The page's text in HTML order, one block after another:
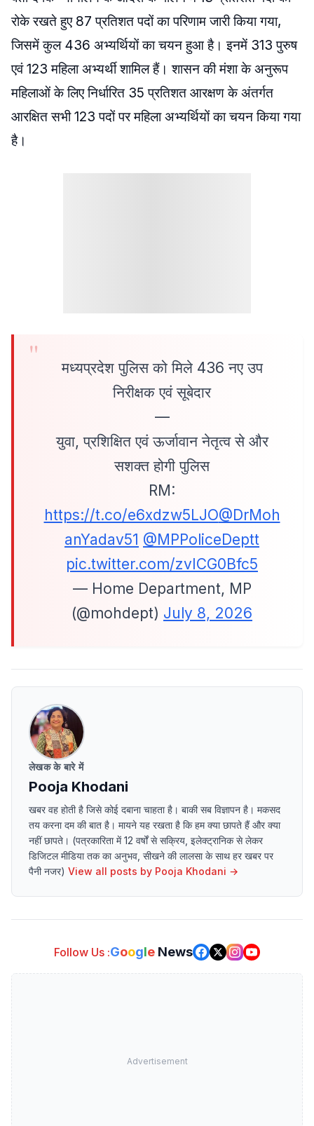
रोके रखते हुए 87 प्रतिशत पदों का परिणाम जारी किया गया,
जिसमें कुल 436 अभ्यर्थियों का चयन हुआ है। इनमें 313 पुरुष
एवं 123 महिला अभ्यर्थी शामिल हैं। शासन की मंशा के अनुरूप
महिलाओं के लिए निर्धारित 35 प्रतिशत आरक्षण के अंतर्गत
आरक्षित सभी 123 पदों पर महिला अभ्यर्थियों का चयन किया गया
है।
मध्यप्रदेश पुलिस को मिले 436 नए उप
निरीक्षक एवं सूबेदार
—
युवा, प्रशिक्षित एवं ऊर्जावान नेतृत्व से और
सशक्त होगी पुलिस
RM:
https://t.co/e6xdzw5LJO@DrMoh
anYadav51 @MPPoliceDeptt
pic.twitter.com/zvICG0Bfc5
— Home Department, MP
(@mohdept) July 8, 2026
लेखक के बारे में
Pooja Khodani
खबर वह होती है जिसे कोई दबाना चाहता है। बाकी सब विज्ञापन है। मकसद
तय करना दम की बात है। मायने यह रखता है कि हम क्या छापते हैं और क्या
नहीं छापते। (पत्रकारिता में 12 वर्षों से सक्रिय, इलेक्ट्रानिक से लेकर
डिजिटल मीडिया तक का अनुभव, सीखने की लालसा के साथ हर खबर पर
पैनी नजर) View all posts by Pooja Khodani →
Follow Us :Google News
Advertisement